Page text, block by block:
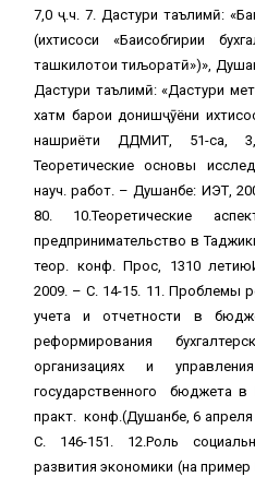
7,0 ҷ.ч. 7. Дастури таълимӣ:
(ихтисоси «Баҳисобгирии
ташкилотҳои тиљоратӣ»)»,
Дастури таълимӣ: «Дастури
хатм барои донишҷӯёни
нашриёти ДДМИТ, 51-саҳ,
Теоретические основы
науч. работ. – Душанбе: ИЭТ,
80. 10.Теоретические
предпринимательство в
теор. конф. Прос, 1310
2009. – С. 14-15. 11. Проблемы
учета и отчетности в
реформирования
организациях и
государственного бюджета в
практ. конф.(Душанбе, 6
С. 146-151. 12.Роль
развития экономики (на